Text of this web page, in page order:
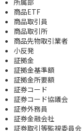
商品ETF
商品取引員
商品取引所
商品先物取引業者
小反発
証拠金
証拠金基準額
証拠金所要額
証券コード
証券コード協議会
証券外務員
証券金融会社
証券取引等監視委員会